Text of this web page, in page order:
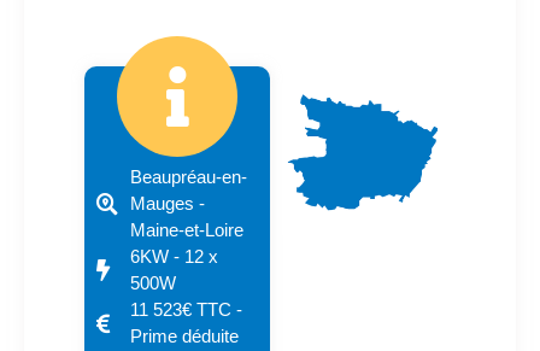
Beaupréau-en-
Mauges -
Maine-et-Loire
6KW - 12 x
500W
11 523€ TTC -
Prime déduite